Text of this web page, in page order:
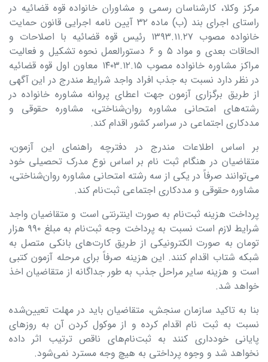
مرکز وکلا، کارشناسان رسمی و مشاوران خانواده قوه قضائیه در
راستای اجرای بند (ب) ماده ۳۲ آیین نامه اجرایی قانون حمایت
خانواده مصوب ۱۳۹۳.۱۱.۲۷ رئیس قوه قضائیه با اصلاحات و
الحاقات بعدی و مواد ۵ و ۶ دستورالعمل نحوه تشکیل و فعالیت
مراکز مشاوره خانواده مصوب ۱۴۰۳.۱۲.۱۵ معاون اول قوه قضائیه
در نظر دارد نسبت به جذب افراد واجد شرایط مندرج در این آگهی
از طریق برگزاری آزمون جهت اعطای پروانه مشاوره خانواده در
رشته‌های امتحانی مشاوره روان‌شناختی، مشاوره حقوقی و
مددکاری اجتماعی در سراسر کشور اقدام کند.
بر اساس اطلاعات مندرج در دفترچه راهنمای این آزمون،
متقاضیان در هنگام ثبت نام بر اساس نوع مدرک تحصیلی خود
می‌توانند صرفاً در یکی از سه رشته امتحانی مشاوره روان‌شناختی،
مشاوره حقوقی و مددکاری اجتماعی ثبت‌نام کند.
پرداخت هزینه ثبت‌نام به صورت اینترنتی است و متقاضیان واجد
شرایط لازم است نسبت به پرداخت وجه ثبت‌نام به مبلغ ۹۹۰ هزار
تومان به صورت الکترونیکی از طریق کارت‌های بانکی متصل به
شبکه شتاب اقدام کنند. این هزینه صرفاً برای مرحله آزمون کتبی
است و هزینه سایر مراحل جذب به طور جداگانه از متقاضیان اخذ
خواهد شد.
بنا به تاکید سازمان سنجش، متقاضیان باید در مهلت تعیین‌شده
نسبت به ثبت نام اقدام کرده و از موکول کردن آن به روزهای
پایانی خودداری کنند به ثبت‌نام‌های ناقص ترتیب اثر داده
نخواهد شد و وجوه پرداختی به هیچ وجه مسترد نمی‌شود.